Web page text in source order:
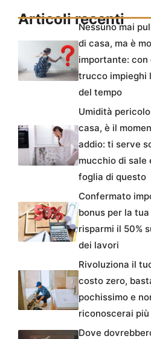
Articoli recenti
Nessuno mai
di casa, ma è
importante: con
trucco impieghi
del tempo
Umidità
casa, è il
addio: ti serve
mucchio di sale
foglia di questo
Confermato
bonus per la
risparmi il 50%
dei lavori
Rivoluziona il
costo zero,
pochissimo e
riconoscerai più
Dove